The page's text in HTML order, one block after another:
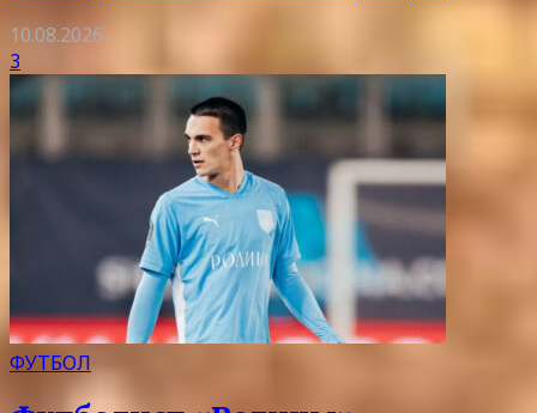
10.08.2026
3
ФУТБОЛ